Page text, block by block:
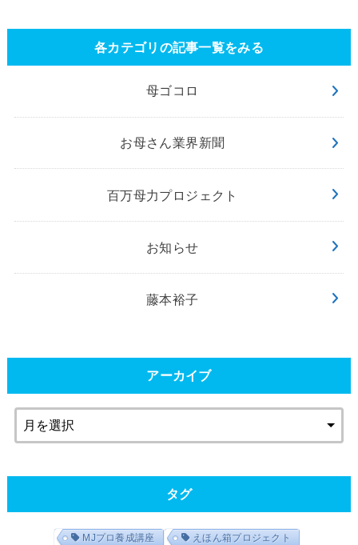
各カテゴリの記事一覧をみる
母ゴコロ
お母さん業界新聞
百万母力プロジェクト
お知らせ
藤本裕子
アーカイブ
タグ
MJプロ養成講座 えほん箱プロジェクト